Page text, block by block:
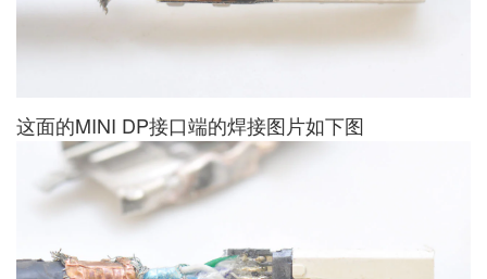
这面的MINI DP接口端的焊接图片如下图